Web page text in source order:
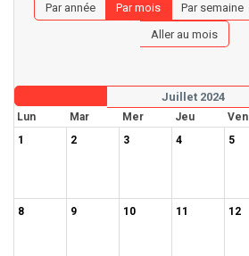
Par année Par mois Par semaine
Aller au mois
Juillet 2024
Lun Mar Mer Jeu Ven
1
2 3 4 5
8 9 10 11 12